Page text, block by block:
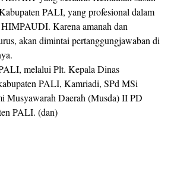
PALI, yang profesional dalam
Karena amanah dan
akan dimintai pertanggungjawaban di
melalui Plt. Kepala Dinas
PALI, Kamriadi, SPd MSi
Musyawarah Daerah (Musda) II PD
PALI. (dan)